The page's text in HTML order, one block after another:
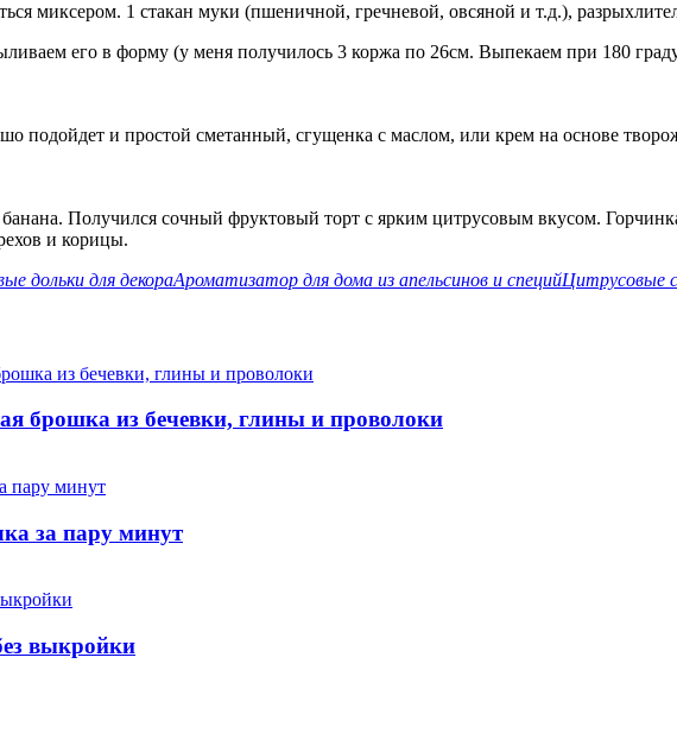
миксером. 1 стакан муки (пшеничной, гречневой, овсяной и т.д.),
его в форму (у меня получилось 3 коржа по 26см. Выпекаем при 180
подойдет и простой сметанный, сгущенка с маслом, или крем на основе
Получился сочный фруктовый торт с ярким цитрусовым вкусом.
и корицы.
дольки для декораАроматизатор для дома из апельсинов и специйЦитрусовые
брошка из бечевки, глины и проволоки
за пару минут
выкройки